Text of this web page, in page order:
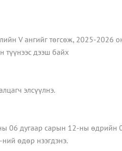
V ангийг төгсөж, 2025-2026
түүнээс дээш байх
элсүүлнэ.
дугаар сарын 12-ны өдрийн
өдөр нээгдэнэ.